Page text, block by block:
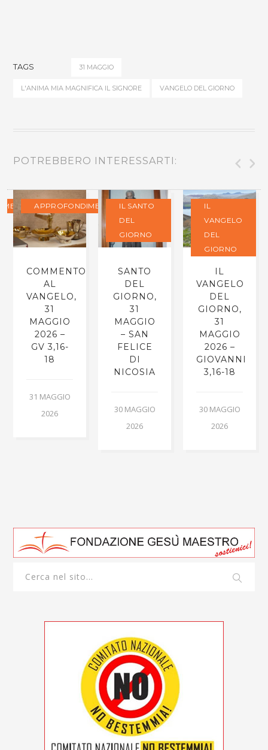
TAGS 31 MAGGIO
L'ANIMA MIA MAGNIFICA IL SIGNORE VANGELO DEL GIORNO
POTREBBERO INTERESSARTI:
APPROFONDIMENTI
COMMENTO
AL
VANGELO,
31
MAGGIO
2026 –
GV 3,16-
18
31 MAGGIO
2026
IL SANTO
DEL
GIORNO
SANTO
DEL
GIORNO,
31
MAGGIO
– SAN
FELICE
DI
NICOSIA
30 MAGGIO
2026
IL
VANGELO
DEL
GIORNO
IL
VANGELO
DEL
GIORNO,
31
MAGGIO
2026 –
GIOVANNI
3,16-18
30 MAGGIO
2026